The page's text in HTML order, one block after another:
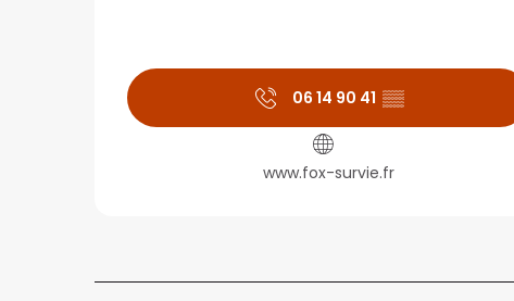
06 14 90 41 ▒▒
www.fox-survie.fr